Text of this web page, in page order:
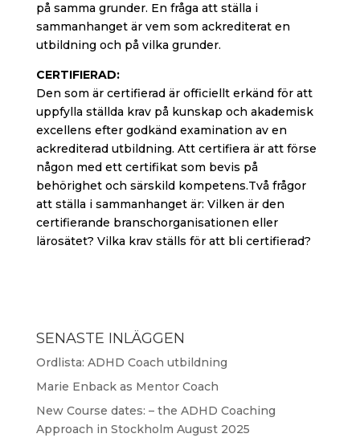
på samma grunder. En fråga att ställa i
sammanhanget är vem som ackrediterat en
utbildning och på vilka grunder.
CERTIFIERAD:
Den som är certifierad är officiellt erkänd för att
uppfylla ställda krav på kunskap och akademisk
excellens efter godkänd examination av en
ackrediterad utbildning. Att certifiera är att förse
någon med ett certifikat som bevis på
behörighet och särskild kompetens.Två frågor
att ställa i sammanhanget är: Vilken är den
certifierande branschorganisationen eller
lärosätet? Vilka krav ställs för att bli certifierad?
SENASTE INLÄGGEN
Ordlista: ADHD Coach utbildning
Marie Enback as Mentor Coach
New Course dates: – the ADHD Coaching
Approach in Stockholm August 2025